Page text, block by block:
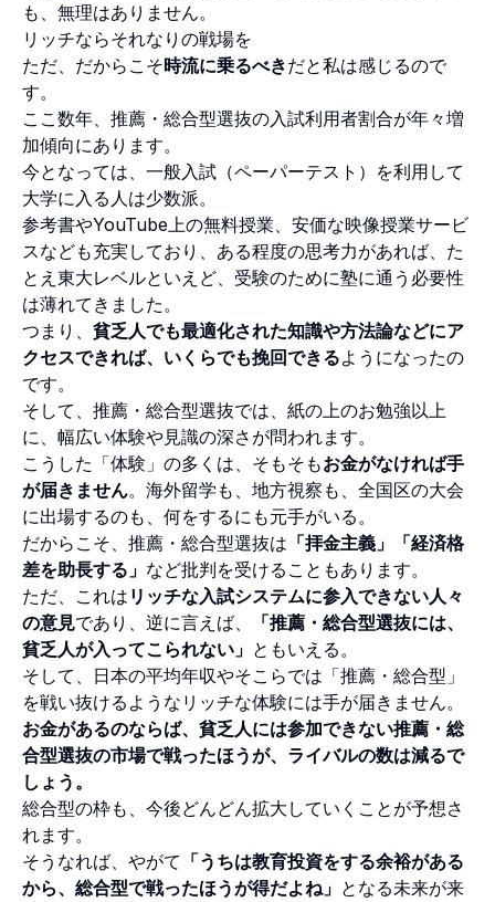
も、無理はありません。
リッチならそれなりの戦場を
ただ、だからこそ時流に乗るべきだと私は感じるので
す。
ここ数年、推薦・総合型選抜の入試利用者割合が年々増
加傾向にあります。
今となっては、一般入試（ペーパーテスト）を利用して
大学に入る人は少数派。
参考書やYouTube上の無料授業、安価な映像授業サービ
スなども充実しており、ある程度の思考力があれば、た
とえ東大レベルといえど、受験のために塾に通う必要性
は薄れてきました。
つまり、 貧乏人でも最適化された知識や方法論などにア
クセスできれば、いくらでも挽回できるようになったの
です。
そして、推薦・総合型選抜では、紙の上のお勉強以上
に、幅広い体験や見識の深さが問われます。
こうした「体験」の多くは、そもそもお金がなければ手
が届きません。海外留学も、地方視察も、全国区の大会
に出場するのも、何をするにも元手がいる。
だからこそ、推薦・総合型選抜は 「拝金主義」「経済格
差を助長する」 など批判を受けることもあります。
ただ、これは リッチな入試システムに参入できない人々
の意見であり、逆に言えば、
「推薦・総合型選抜には、
貧乏人が入ってこられない」 ともいえる。
そして、日本の平均年収やそこらでは「推薦・総合型」
を戦い抜けるようなリッチな体験には手が届きません。
お金があるのならば、貧乏人には参加できない推薦・総
合型選抜の市場で戦ったほうが、ライバルの数は減るで
しょう。
総合型の枠も、今後どんどん拡大していくことが予想さ
れます。
そうなれば、やがて 「うちは教育投資をする余裕がある
から、総合型で戦ったほうが得だよね」 となる未来が来